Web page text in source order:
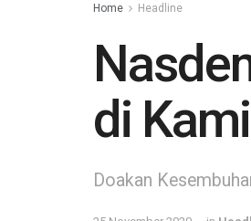
Home Headline
di
Doakan